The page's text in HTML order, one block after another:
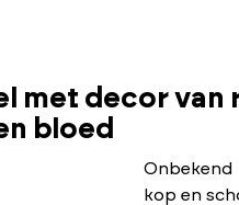
met decor
bloed
Onbekend
kop en